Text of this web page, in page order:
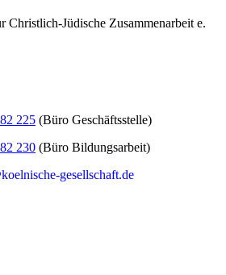
Christlich-Jüdische Zusammenarbeit e.
225 (Büro Geschäftsstelle)
230 (Büro Bildungsarbeit)
gesellschaft.de